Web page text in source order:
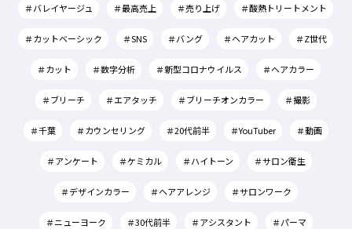
＃バレイヤージュ ＃最高売上 ＃売り上げ ＃酸熱トリートメント
＃カットベーシック ＃SNS ＃バング ＃ヘアカット ＃Z世代
＃カット ＃数字分析 ＃新型コロナウイルス ＃ヘアカラー
＃ブリーチ ＃エアタッチ ＃ブリーチオンカラー ＃撮影
＃千葉 ＃カウンセリング ＃20代前半 ＃YouTuber ＃動画
＃アンケート ＃ケミカル ＃ハイトーン ＃サロン衛生
＃デザインカラー ＃ヘアアレンジ ＃サロンワーク
＃ニューヨーク ＃30代前半 ＃アシスタント ＃パーマ